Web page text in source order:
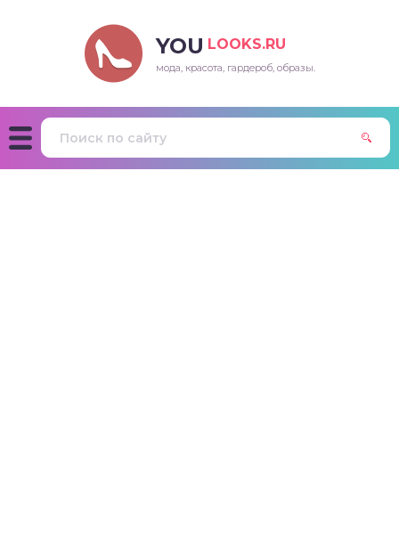
YOU LOOKS.RU
мода, красота, гардероб, образы.